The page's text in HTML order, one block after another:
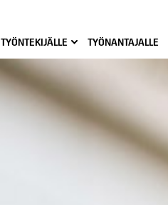
TYÖNTEKIJÄLLE TYÖNANTAJALLE